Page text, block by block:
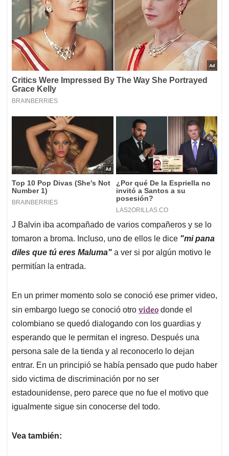
J Balvin iba acompañado de varios compañeros y se lo
tomaron a broma. Incluso, uno de ellos le dice "mi pana
diles que tú eres Maluma" a ver si por algún motivo le
permitían la entrada.
En un primer momento solo se conoció ese primer video,
sin embargo luego se conoció otro video donde el
colombiano se quedó dialogando con los guardias y
esperando que le permitan el ingreso. Después una
persona sale de la tienda y al reconocerlo lo dejan
entrar. En un principió se había pensado que pudo haber
sido victima de discriminación por no ser
estadounidense, pero parece que no fue el motivo que
igualmente sigue sin conocerse del todo.
Vea también: